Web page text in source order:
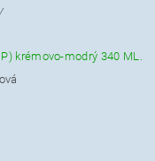
krémovo-modrý 340 ML.